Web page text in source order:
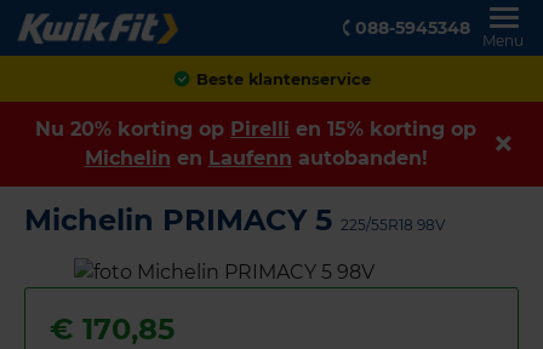
088-5945348
Menu
Achteraf betalen
Nu 20% korting op Pirelli en 15% korting op
Michelin en Laufenn autobanden!
Michelin PRIMACY 5 225/55R18 98V
€ 170,85